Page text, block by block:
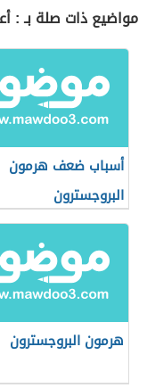
مواضيع ذات صلة بـ :
أسباب ضعف هرمون
البروجسترون
هرمون البروجسترون